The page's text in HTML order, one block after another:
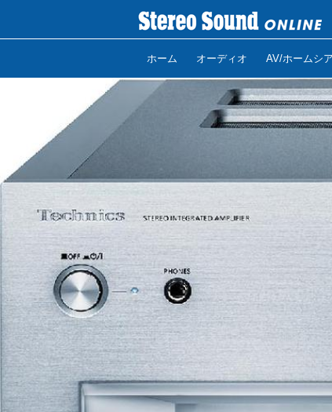
ホーム オーディオ AV/ホームシ